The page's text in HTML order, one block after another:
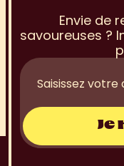
la N
Envie de
savoureuses ?